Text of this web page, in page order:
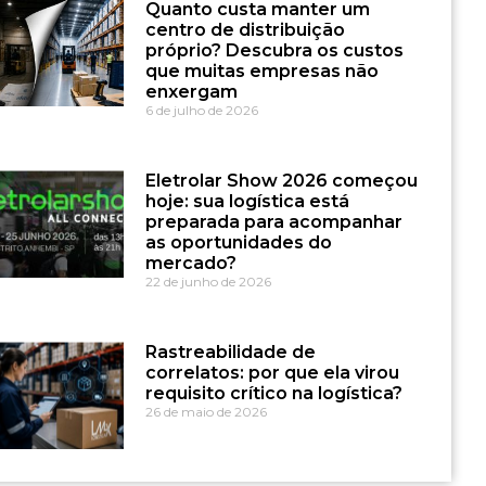
Quanto custa manter um
centro de distribuição
próprio? Descubra os custos
que muitas empresas não
enxergam
6 de julho de 2026
Eletrolar Show 2026 começou
hoje: sua logística está
preparada para acompanhar
as oportunidades do
mercado?
22 de junho de 2026
Rastreabilidade de
correlatos: por que ela virou
requisito crítico na logística?
26 de maio de 2026